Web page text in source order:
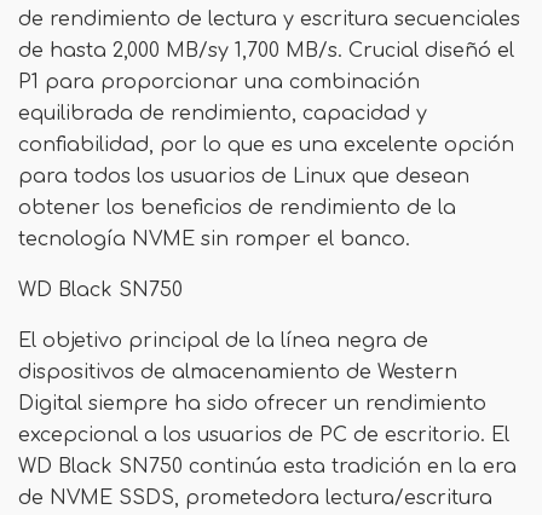
de rendimiento de lectura y escritura secuenciales
de hasta 2,000 MB/sy 1,700 MB/s. Crucial diseñó el
P1 para proporcionar una combinación
equilibrada de rendimiento, capacidad y
confiabilidad, por lo que es una excelente opción
para todos los usuarios de Linux que desean
obtener los beneficios de rendimiento de la
tecnología NVME sin romper el banco.
WD Black SN750
El objetivo principal de la línea negra de
dispositivos de almacenamiento de Western
Digital siempre ha sido ofrecer un rendimiento
excepcional a los usuarios de PC de escritorio. El
WD Black SN750 continúa esta tradición en la era
de NVME SSDS, prometedora lectura/escritura